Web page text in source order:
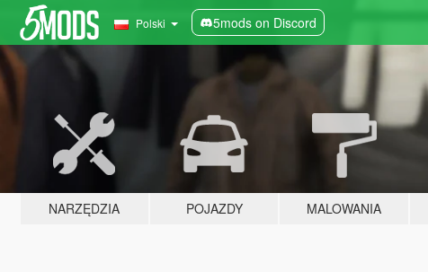
Polski 5mods on Discord
NARZĘDZIA POJAZDY MALOWANIA